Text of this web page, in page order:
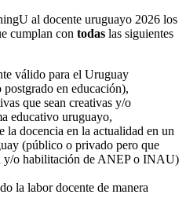
al docente uruguayo 2026 los
cumplan con todas las siguientes
válido para el Uruguay
en educación),
que sean creativas y/o
educativo uruguayo,
la docencia en la actualidad en un
(público o privado pero que
y/o habilitación de ANEP o INAU)
la labor docente de manera